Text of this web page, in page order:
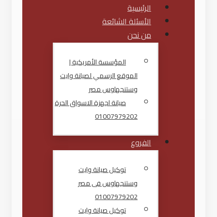
الرئيسية
الأسئلة الشائعة
من نحن
المؤسسة الأمريكية |
الموقع الرسمي لصيانة وايت
وستنجهاوس مصر
صيانة اجهزة الاسواق الحرة
01007979202
الفروع
توكيل صيانة وايت
وستنجهاوس فى مصر
01007979202
توكيل صيانة وايت